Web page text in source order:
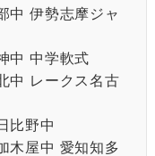
中 伊勢志摩ジャ
中 中学軟式
中 レークス名古
比野中
木屋中 愛知知多